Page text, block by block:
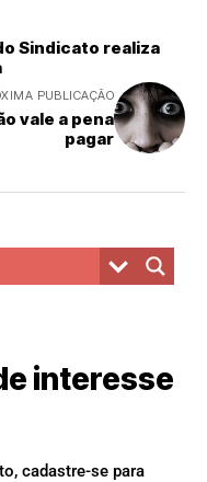
Sindicato realiza
PUBLICAÇÃO
vale a pena
pagar
interesse
cadastre-se para